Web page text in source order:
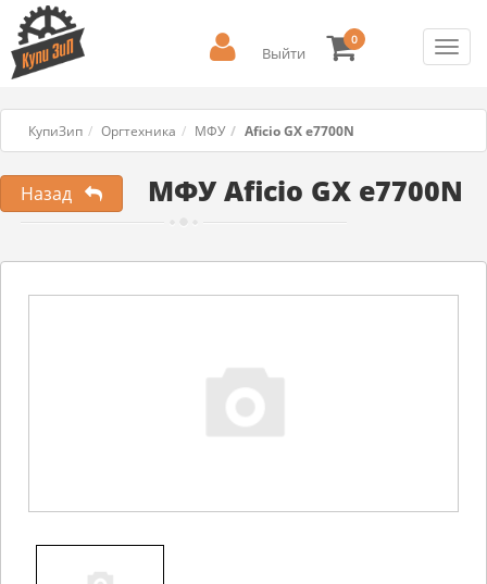
Выйти
0
КупиЗип Оргтехника МФУ Aficio GX e7700N
МФУ Aficio GX e7700N
Назад